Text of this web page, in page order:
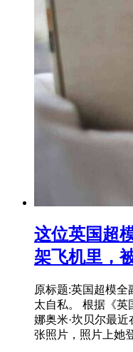
这位英国超
架飞机里，
原标题:英国超模全
太自私。 根据《英
娜奥米·坎贝尔最
张照片，照片上她